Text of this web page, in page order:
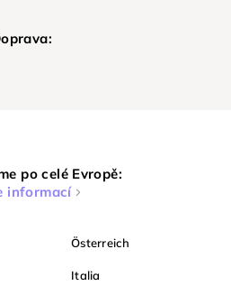
po celé Evropě:
informací
Österreich
Italia